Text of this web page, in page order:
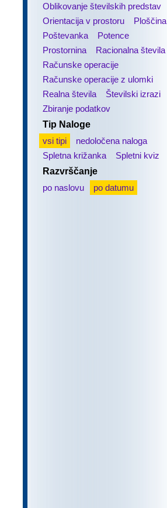
Oblikovanje številskih predstav
Orientacija v prostoru
Ploščina
Poštevanka
Potence
Prostornina
Racionalna števila
Računske operacije
Računske operacije z ulomki
Realna števila
Številski izrazi
Zbiranje podatkov
Tip Naloge
vsi tipi
nedoločena naloga
Spletna križanka
Spletni kviz
Razvrščanje
po naslovu
po datumu